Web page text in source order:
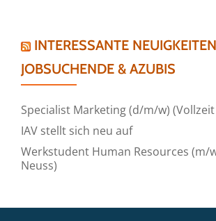
INTERESSANTE
JOBSUCHENDE & AZUBIS
Specialist Marketing (d/m/w)
IAV stellt sich neu auf
Werkstudent Human Resources (m/
Neuss)